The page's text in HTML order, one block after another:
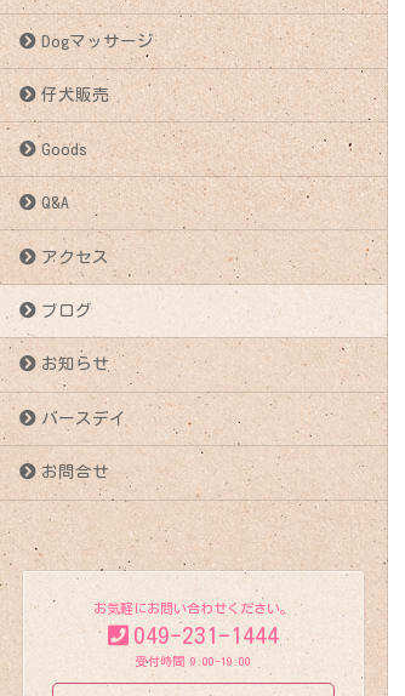
Dogマッサージ
仔犬販売
Goods
Q&A
アクセス
ブログ
お知らせ
バースデイ
お問合せ
お気軽にお問い合わせください。
049-231-1444
受付時間 9:00-19:00